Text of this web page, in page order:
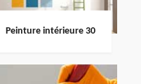
Peinture intérieure 30